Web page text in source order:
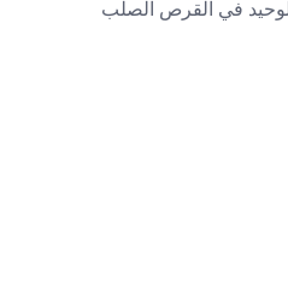
في القرص الصلب